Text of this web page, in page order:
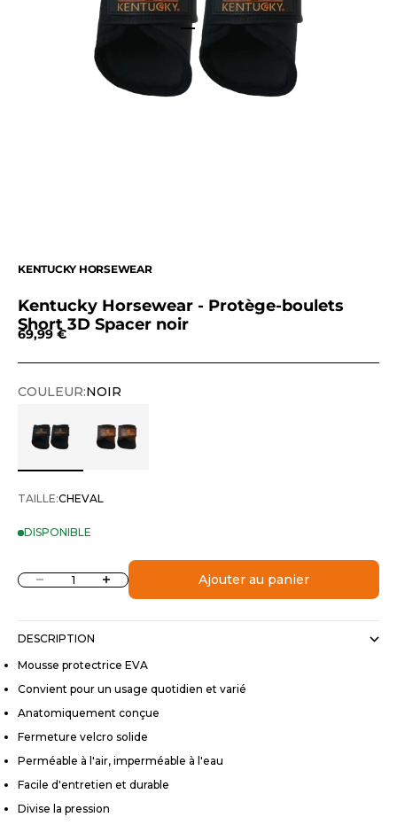
Aller à l'élément 1
Aller à l'élément 2
Aller à l'élément 3
Aller à l'élément 4
KENTUCKY HORSEWEAR
Kentucky Horsewear - Protège-boulets
Short 3D Spacer noir
Prix de vente
69,99 €
COULEUR:NOIR
TAILLE:CHEVAL
DISPONIBLE
Diminuer la quantitéAugmenter la quantitéAjouter au panier
DESCRIPTION
Mousse protectrice EVA
Convient pour un usage quotidien et varié
Anatomiquement conçue
Fermeture velcro solide
Perméable à l'air, imperméable à l'eau
Facile d'entretien et durable
Divise la pression